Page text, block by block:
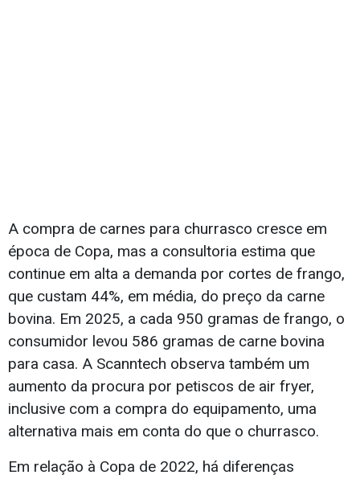
A compra de carnes para churrasco cresce em
época de Copa, mas a consultoria estima que
continue em alta a demanda por cortes de frango,
que custam 44%, em média, do preço da carne
bovina. Em 2025, a cada 950 gramas de frango, o
consumidor levou 586 gramas de carne bovina
para casa. A Scanntech observa também um
aumento da procura por petiscos de air fryer,
inclusive com a compra do equipamento, uma
alternativa mais em conta do que o churrasco.
Em relação à Copa de 2022, há diferenças